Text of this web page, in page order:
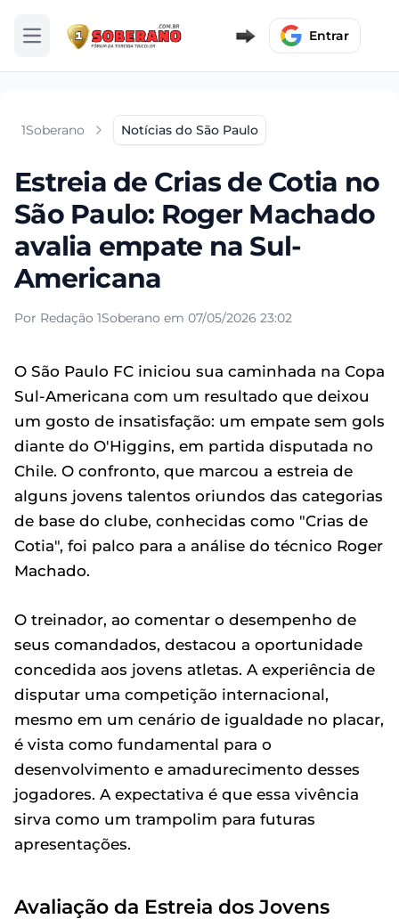
Abrir menu Entrar
1Soberano Notícias do São Paulo
Estreia de Crias de Cotia no
São Paulo: Roger Machado
avalia empate na Sul-
Americana
Por Redação 1Soberano em 07/05/2026 23:02
O São Paulo FC iniciou sua caminhada na Copa
Sul-Americana com um resultado que deixou
um gosto de insatisfação: um empate sem gols
diante do O'Higgins, em partida disputada no
Chile. O confronto, que marcou a estreia de
alguns jovens talentos oriundos das categorias
de base do clube, conhecidas como "Crias de
Cotia", foi palco para a análise do técnico Roger
Machado.
O treinador, ao comentar o desempenho de
seus comandados, destacou a oportunidade
concedida aos jovens atletas. A experiência de
disputar uma competição internacional,
mesmo em um cenário de igualdade no placar,
é vista como fundamental para o
desenvolvimento e amadurecimento desses
jogadores. A expectativa é que essa vivência
sirva como um trampolim para futuras
apresentações.
Avaliação da Estreia dos Jovens